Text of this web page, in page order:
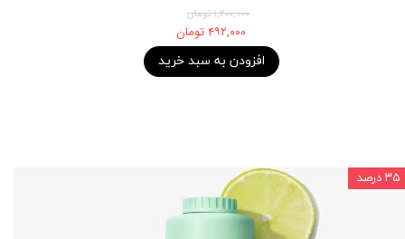
۱,۲۰۰,۰۰۰ تومان
۴۹۲,۰۰۰ تومان
افزودن به سبد خرید
۳۵ درصد